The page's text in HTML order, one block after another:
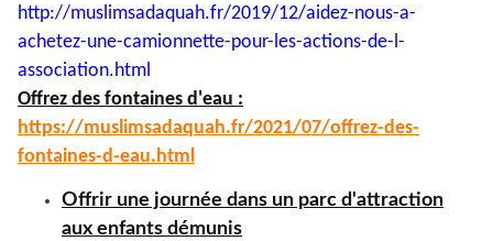
http://muslimsadaquah.fr/2019/12/aidez-nous-a-
achetez-une-camionnette-pour-les-actions-de-l-
association.html
Offrez des fontaines d'eau :
https://muslimsadaquah.fr/2021/07/offrez-des-
fontaines-d-eau.html
Offrir une journée dans un parc d'attraction
aux enfants démunis